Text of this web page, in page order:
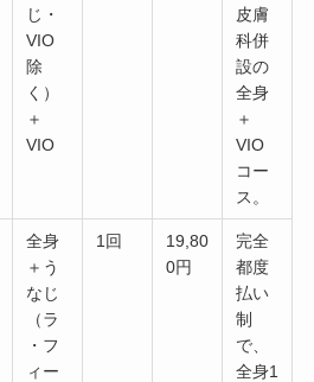
じ・
VIO
除
く）
＋
VIO
皮膚
科併
設の
全身
＋
VIO
コー
ス。
全身
＋う
なじ
（ラ
・フ
ィー
1回
19,80
0円
完全
都度
払い
制
で、
全身1